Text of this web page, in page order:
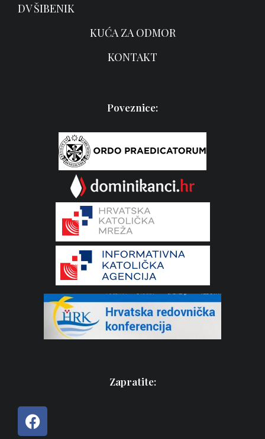
DV ŠIBENIK
KUĆA ZA ODMOR
KONTAKT
Poveznice:
Zapratite: